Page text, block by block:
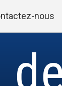
nous